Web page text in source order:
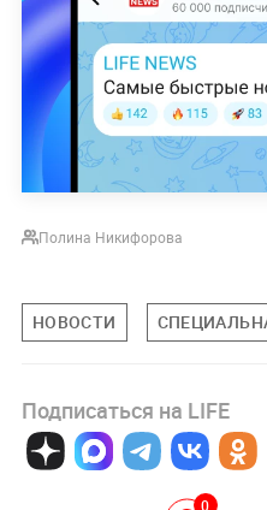
Полина Никифорова
НОВОСТИ
Подписаться на LIFE
0